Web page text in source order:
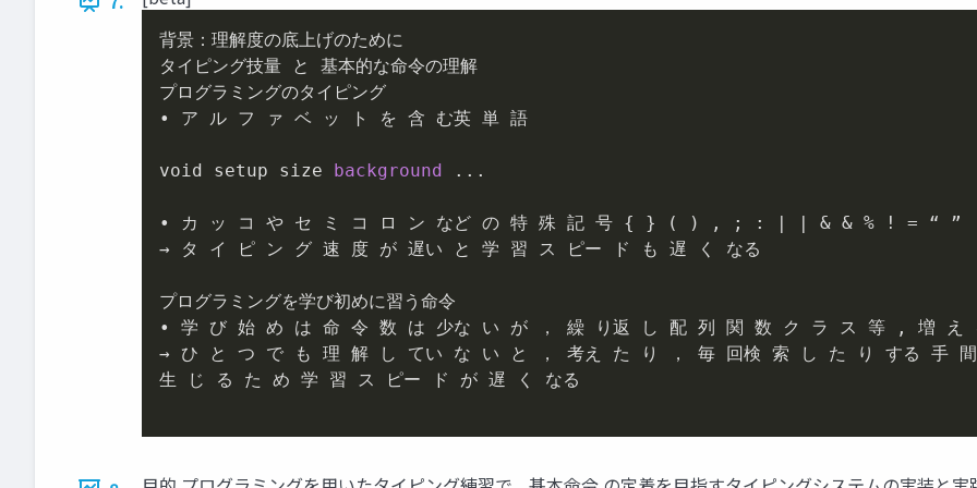
背景：理解度の底上げのために
タイピング技量 と 基本的な命令の理解
プログラミングのタイピング
• ア ル フ ァ ベ ッ ト を 含 む英 単 語
void setup size background ...
• カ ッ コ や セ ミ コ ロ ン など の 特 殊 記 号 { } ( ) , ; : | | & & % ! = “ ”
→ タ イ ピ ン グ 速 度 が 遅い と 学 習 ス ピー ド も 遅 く なる
プログラミングを学び初めに習う命令
• 学 び 始 め は 命 令 数 は 少な い が ， 繰 り返 し 配 列 関 数 ク ラ ス 等 , 増 え
→ ひ と つ で も 理 解 し てい な い と ， 考え た り ， 毎 回検 索 し た り する 手
生 じ る た め 学 習 ス ピー ド が 遅 く なる